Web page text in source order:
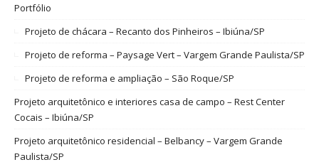
Portfólio
Projeto de chácara – Recanto dos Pinheiros – Ibiúna/SP
Projeto de reforma – Paysage Vert – Vargem Grande Paulista/SP
Projeto de reforma e ampliação – São Roque/SP
Projeto arquitetônico e interiores casa de campo – Rest Center
Cocais – Ibiúna/SP
Projeto arquitetônico residencial – Belbancy – Vargem Grande
Paulista/SP